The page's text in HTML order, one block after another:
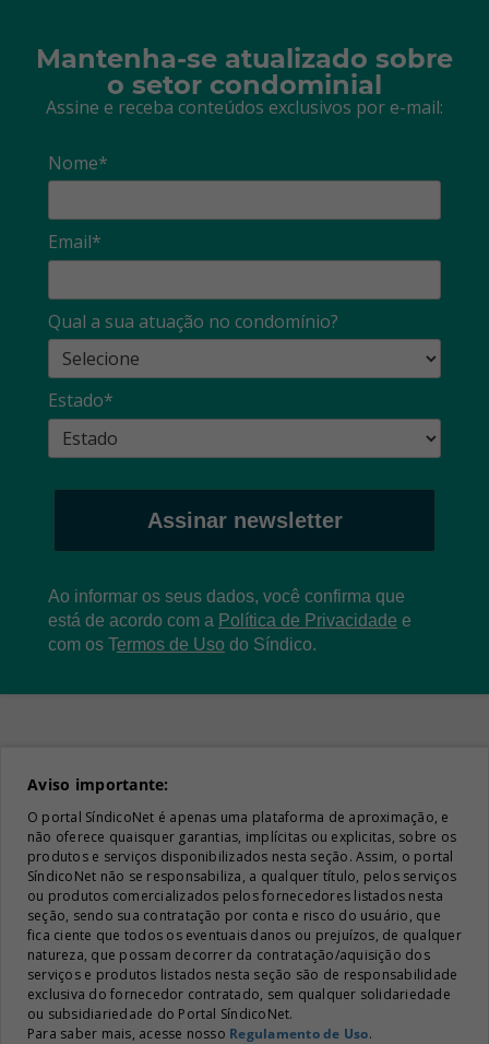
Mantenha-se atualizado sobre
o setor condominial
Assine e receba conteúdos exclusivos por e-mail:
Nome*
Email*
Qual a sua atuação no condomínio?
Estado*
Assinar newsletter
Ao informar os seus dados, você confirma que
está de acordo com a Política de Privacidade e
com os Termos de Uso do Síndico.
Aviso importante:
O portal SíndicoNet é apenas uma plataforma de aproximação, e
não oferece quaisquer garantias, implícitas ou explicitas, sobre os
produtos e serviços disponibilizados nesta seção. Assim, o portal
SíndicoNet não se responsabiliza, a qualquer título, pelos serviços
ou produtos comercializados pelos fornecedores listados nesta
seção, sendo sua contratação por conta e risco do usuário, que
fica ciente que todos os eventuais danos ou prejuízos, de qualquer
natureza, que possam decorrer da contratação/aquisição dos
serviços e produtos listados nesta seção são de responsabilidade
exclusiva do fornecedor contratado, sem qualquer solidariedade
ou subsidiariedade do Portal SíndicoNet.
Para saber mais, acesse nosso Regulamento de Uso.